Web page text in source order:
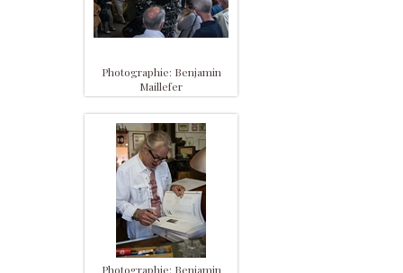
Photographie: Benjamin
Maillefer
Photographie: Benjamin